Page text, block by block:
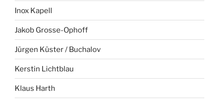
Inox Kapell
Jakob Grosse-Ophoff
Jürgen Küster / Buchalov
Kerstin Lichtblau
Klaus Harth